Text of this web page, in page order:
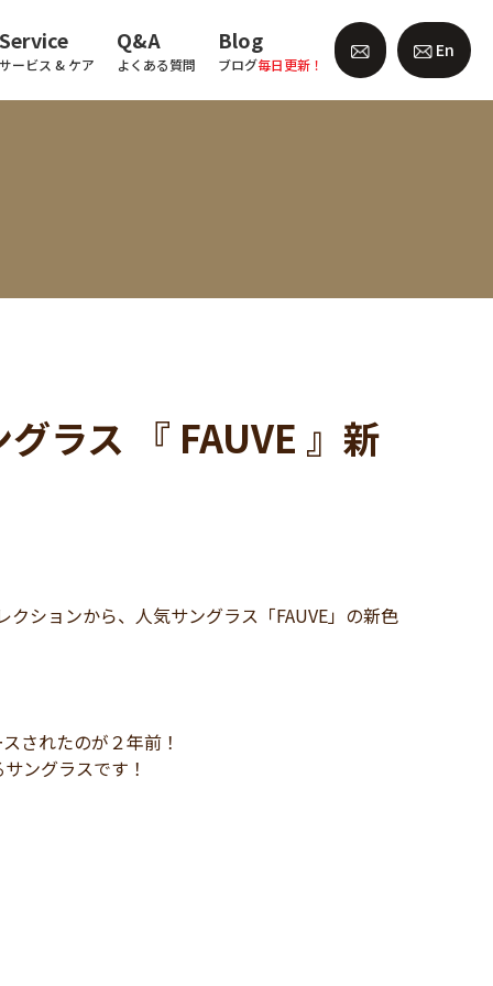
Service
サービス & ケア
Q&A
よくある質問
Blog
ブログ毎日更新！
En
ラス 『 FAUVE 』新
ションから、人気サングラス「FAUVE」の新色
されたのが２年前！
ングラスです！